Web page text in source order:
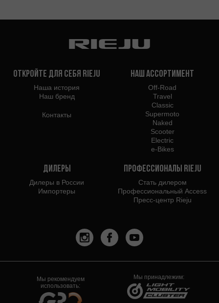
Откройте для себя Rieju
Наша история
Наш бренд
Контакты
Наш ассортимент
Off-Road
Travel
Classic
Supermoto
Naked
Scooter
Electric
e-Bikes
Дилеры
Дилеры в России
Импортеры
Профессионалы Rieju
Стать дилером
Профессиональный Access
Пресс-центр Rieju
Мы рекомендуем
использовать:
Мы принадлежим: